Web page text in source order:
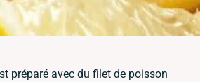
préparé avec du filet de poisson